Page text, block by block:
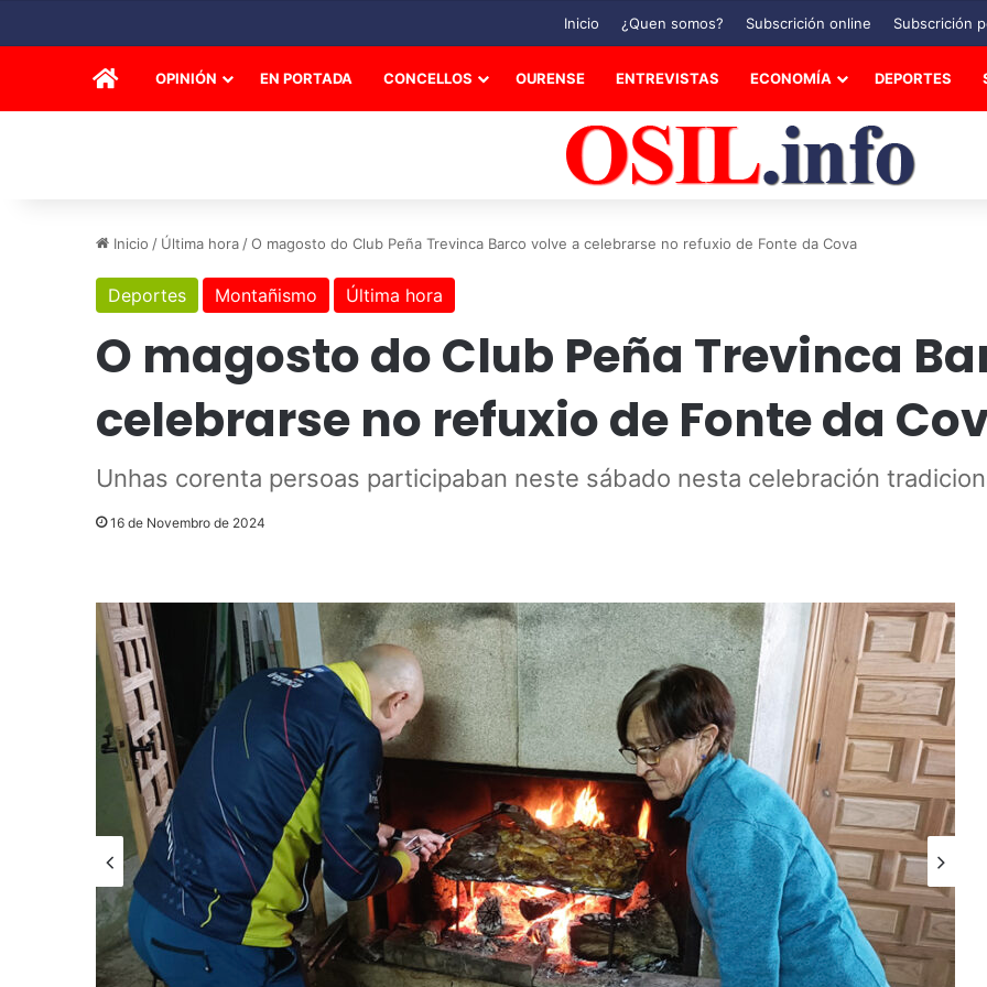
Inicio ¿Quen somos? Subscrición online Subscrición
INICIOOPINIÓN EN PORTADA CONCELLOS OURENSE ENTREVISTAS ECONOMÍA DEPORTES
Inicio / Última hora /O magosto do Club Peña Trevinca Barco volve a celebrarse no refuxio de Fonte da Cova
Deportes Montañismo Última hora
O magosto do Club Peña Trevinca
celebrarse no refuxio de Fonte da
Unhas corenta persoas participaban neste sábado nesta celebración
16 de Novembro de 2024